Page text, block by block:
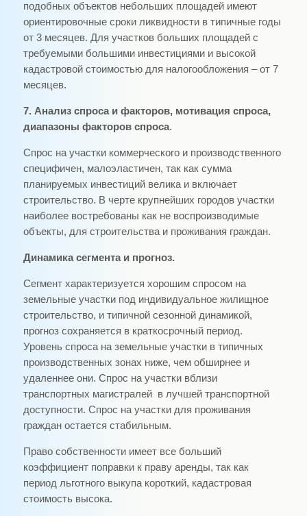
подобных объектов небольших площадей имеют
ориентировочные сроки ликвидности в типичные годы
от 3 месяцев. Для участков больших площадей с
требуемыми большими инвестициями и высокой
кадастровой стоимостью для налогообложения – от 7
месяцев.
7. Анализ спроса и факторов, мотивация спроса,
диапазоны факторов спроса.
Спрос на участки коммерческого и производственного
специфичен, малоэластичен, так как сумма
планируемых инвестиций велика и включает
строительство. В черте крупнейших городов участки
наиболее востребованы как не воспроизводимые
объекты, для строительства и проживания граждан.
Динамика сегмента и прогноз.
Сегмент характеризуется хорошим спросом на
земельные участки под индивидуальное жилищное
строительство, и типичной сезонной динамикой,
прогноз сохраняется в краткосрочный период.
Уровень спроса на земельные участки в типичных
производственных зонах ниже, чем обширнее и
удаленнее они. Спрос на участки вблизи
транспортных магистралей в лучшей транспортной
доступности. Спрос на участки для проживания
граждан остается стабильным.
Право собственности имеет все больший
коэффициент поправки к праву аренды, так как
период льготного выкупа короткий, кадастровая
стоимость высока.